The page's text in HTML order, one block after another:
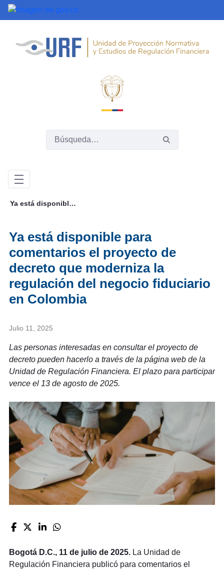
Saltar al contenido principal
Ya está disponible para comentarios el proyecto de decreto que moderniza la regulación del negocio fiduciario en Colombia
Ya está disponible para
comentarios el proyecto de
decreto que moderniza la
regulación del negocio fiduciario
en Colombia
Julio 11, 2025
Las personas interesadas en consultar el proyecto de
decreto pueden hacerlo a través de la página web de la
Unidad de Regulación Financiera. El plazo para participar
vence el 13 de agosto de 2025.
Bogotá D.C., 11 de julio de 2025. La Unidad de
Regulación Financiera publicó para comentarios el